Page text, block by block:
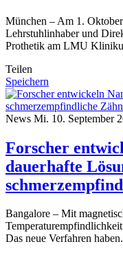
München – Am 1.
Lehrstuhlinhaber und
Prothetik am LMU
Teilen
Speichern
News Mi. 10. September
Forscher
dauerhafte
Bangalore – Mit
Das neue Verfahren